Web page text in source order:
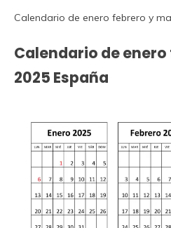
Calendario de enero febrero y
Calendario de
2025 España